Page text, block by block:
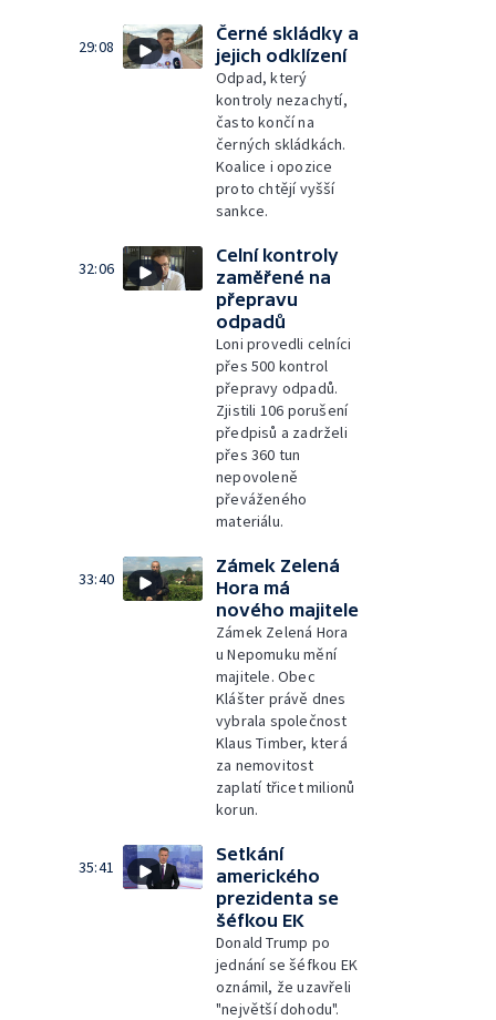
29:08
Černé skládky a
jejich odklízení
Odpad, který
kontroly nezachytí,
často končí na
černých skládkách.
Koalice i opozice
proto chtějí vyšší
sankce.
32:06
Celní kontroly
zaměřené na
přepravu
odpadů
Loni provedli celníci
přes 500 kontrol
přepravy odpadů.
Zjistili 106 porušení
předpisů a zadrželi
přes 360 tun
nepovoleně
převáženého
materiálu.
33:40
Zámek Zelená
Hora má
nového majitele
Zámek Zelená Hora
u Nepomuku mění
majitele. Obec
Klášter právě dnes
vybrala společnost
Klaus Timber, která
za nemovitost
zaplatí třicet milionů
korun.
35:41
Setkání
amerického
prezidenta se
šéfkou EK
Donald Trump po
jednání se šéfkou EK
oznámil, že uzavřeli
"největší dohodu".